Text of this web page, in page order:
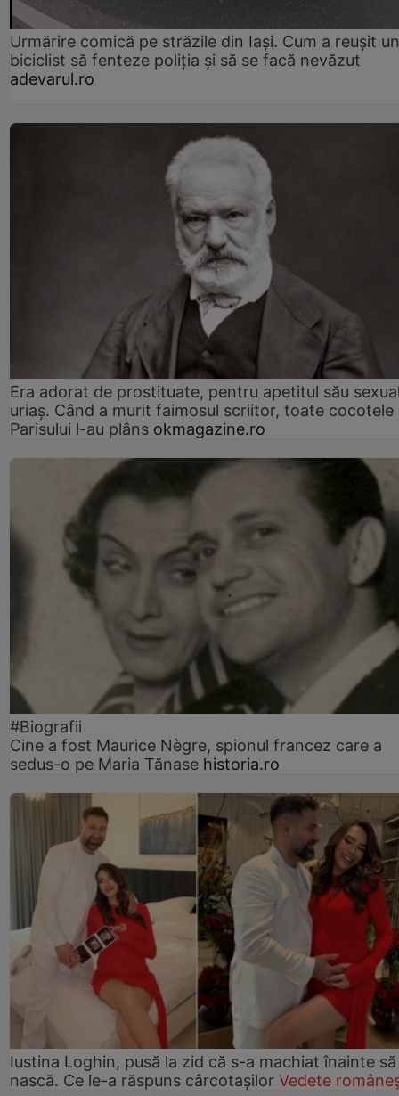
Urmărire comică pe străzile din Iași. Cum a reușit un
biciclist să fenteze poliția și să se facă nevăzut
adevarul.ro
Era adorat de prostituate, pentru apetitul său
uriaș. Când a murit faimosul scriitor, toate cocotele
Parisului l-au plâns okmagazine.ro
#Biografii
Cine a fost Maurice Nègre, spionul francez care a
sedus-o pe Maria Tănase historia.ro
Iustina Loghin, pusă la zid că s-a machiat înainte să
nască. Ce le-a răspuns cârcotașilor Vedete